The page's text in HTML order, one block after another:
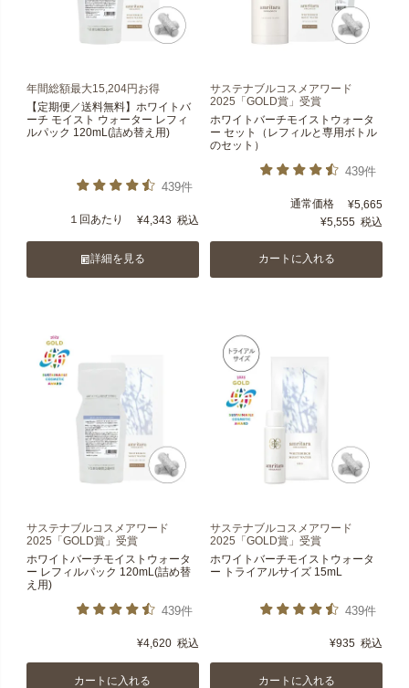
年間総額最大15,204円お得
【定期便／送料無料】ホワイトバ
ーチ モイスト ウォーター レフィ
ルパック 120mL(詰め替え用)
439件
１回あたり ¥4,343 税込
詳細を見る
サステナブルコスメアワード
2025「GOLD賞」受賞
ホワイトバーチモイストウォータ
ー セット（レフィルと専用ボトル
のセット）
439件
通常価格 ¥5,665
¥5,555 税込
カートに入れる
サステナブルコスメアワード
2025「GOLD賞」受賞
ホワイトバーチモイストウォータ
ー レフィルパック 120mL(詰め替
え用)
439件
¥4,620 税込
カートに入れる
サステナブルコスメアワード
2025「GOLD賞」受賞
ホワイトバーチモイストウォータ
ー トライアルサイズ 15mL
439件
¥935 税込
カートに入れる